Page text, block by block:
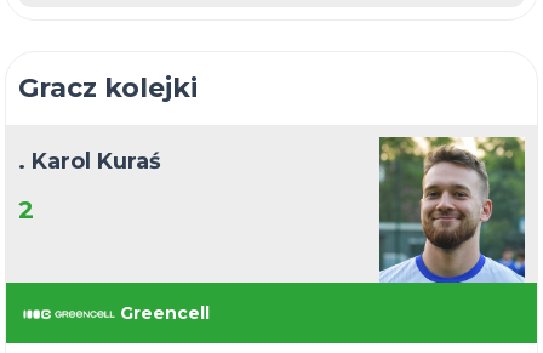
Gracz kolejki
. Karol Kuraś
2
Greencell